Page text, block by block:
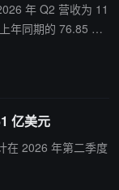
年 Q2 营收为 11
年同期的 76.85 亿
亿美元
在 2026 年第二季度